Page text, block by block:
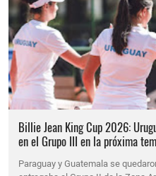
Billie Jean King Cup 2026:
en el Grupo III en la próxima
Paraguay y Guatemala se